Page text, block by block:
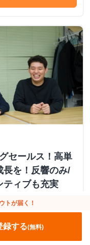
セールス！高単
長を！反響のみ/
ティブも充実
トが届く！
録する(無料)